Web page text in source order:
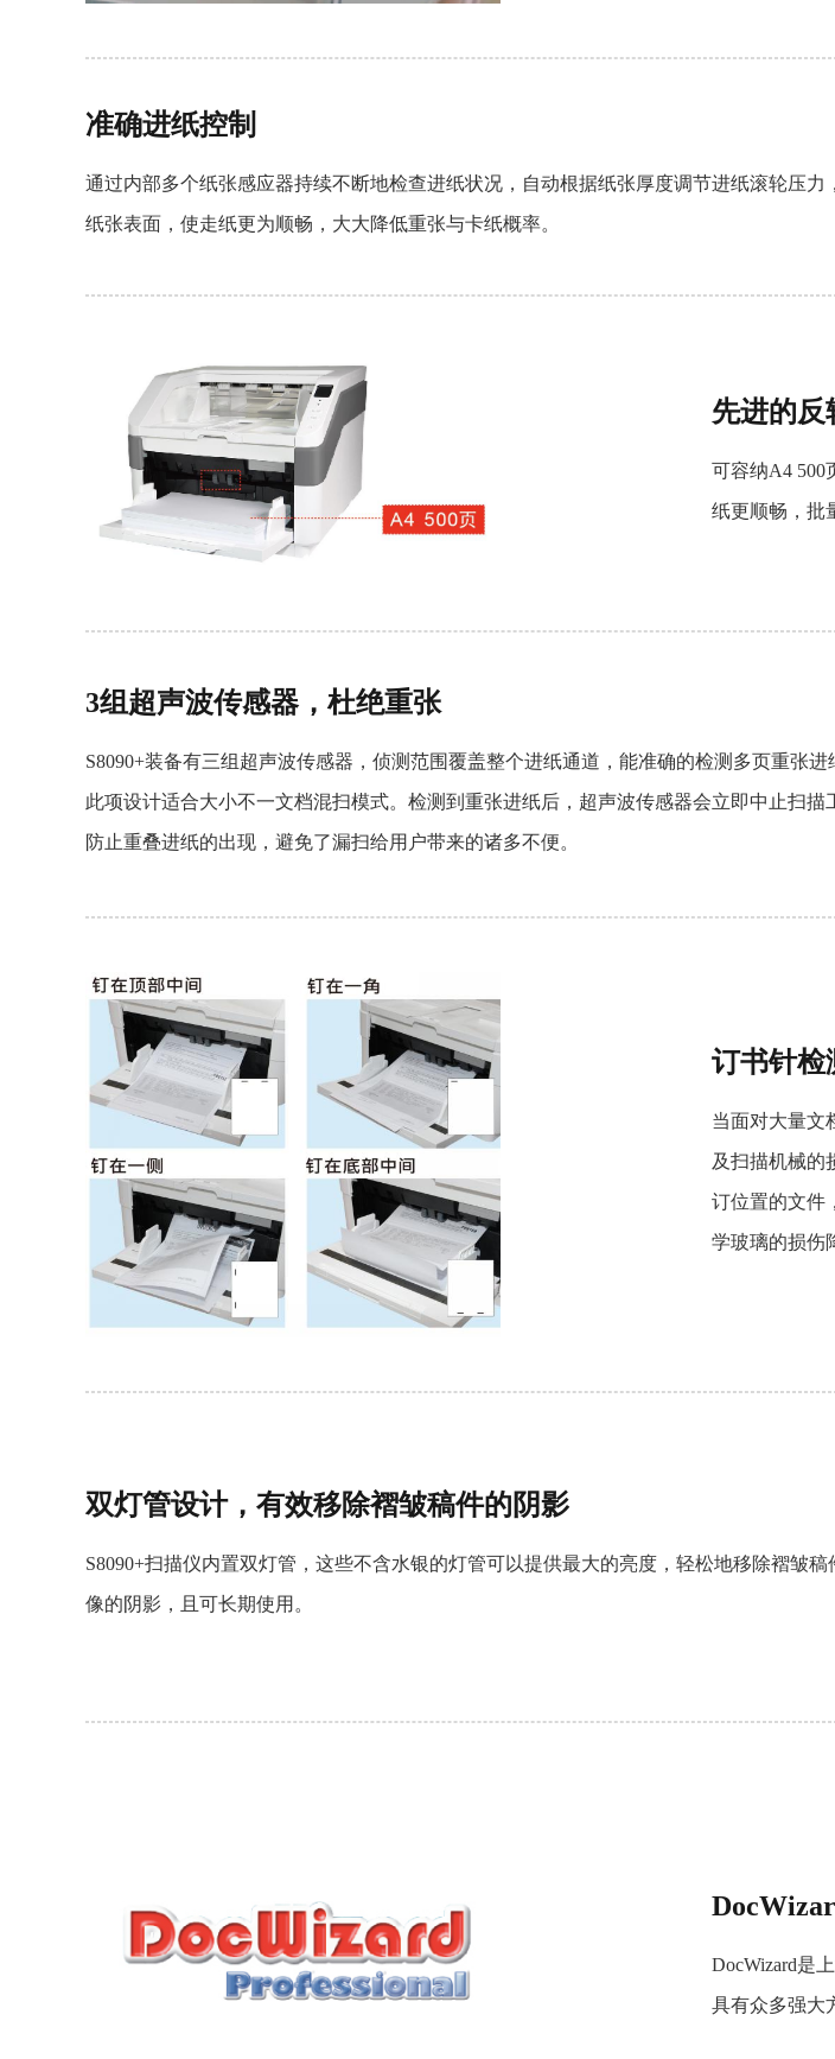
准确进纸控制
通过内部多个纸张感应器持续不断地检查进纸状况，自动根据纸张厚度调节进纸滚轮压力
纸张表面，使走纸更为顺畅，大大降低重张与卡纸概率。
先进的反
可容纳A4 500
纸更顺畅，批
3组超声波传感器，杜绝重张
S8090+装备有三组超声波传感器，侦测范围覆盖整个进纸通道，能准确的检测多页重张进
此项设计适合大小不一文档混扫模式。检测到重张进纸后，超声波传感器会立即中止扫描
防止重叠进纸的出现，避免了漏扫给用户带来的诸多不便。
订书针检
当面对大量文
及扫描机械的
订位置的文件
学玻璃的损伤
双灯管设计，有效移除褶皱稿件的阴影
S8090+扫描仪内置双灯管，这些不含水银的灯管可以提供最大的亮度，轻松地移除褶皱稿
像的阴影，且可长期使用。
DocWizard是
具有众多强大